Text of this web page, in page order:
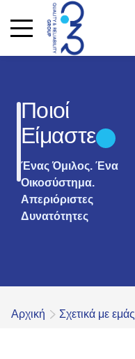
Ποιοί
Είμαστε
Ένας Όμιλος. Ένα
Οικοσύστημα.
Απεριόριστες
Δυνατότητες
Αρχική Σχετικά με εμάς